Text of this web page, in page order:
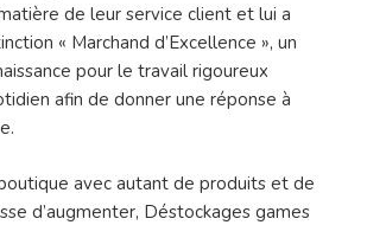
de leur service client et lui a
« Marchand d’Excellence », un
pour le travail rigoureux
afin de donner une réponse à
avec autant de produits et de
d’augmenter, Déstockages games